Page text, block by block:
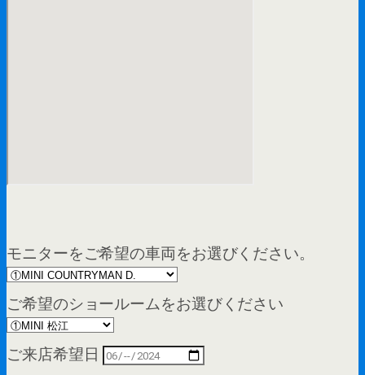
モニターをご希望の車両をお選びください。
ご希望のショールームをお選びください
ご来店希望日